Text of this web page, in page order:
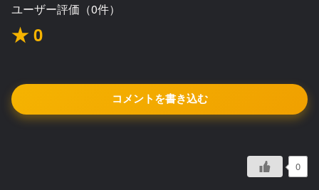
ユーザー評価（0件）
★ 0
コメントを書き込む
0